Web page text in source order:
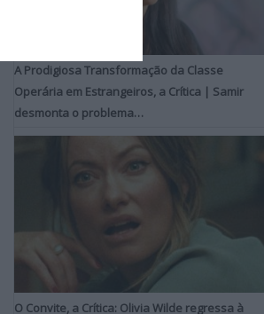
A Prodigiosa Transformação da Classe
Operária em Estrangeiros, a Crítica | Samir
desmonta o problema…
O Convite, a Crítica: Olivia Wilde regressa à